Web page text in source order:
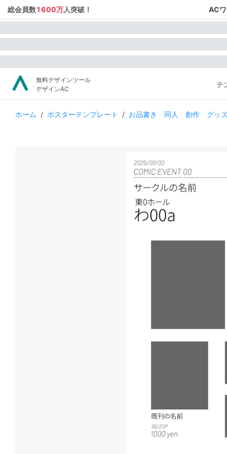
総会員数1600万人突破！ AC
無料デザインツール
デザインAC
テ
ホーム / ポスターテンプレート / お品書き 同人 創作 グッ